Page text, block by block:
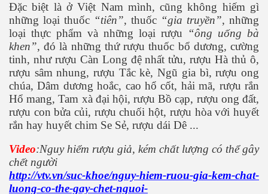
Đặc biệt là ở Việt Nam mình, cũng không hiếm gì
những loại thuốc “tiên”, thuốc “gia truyền”, những
loại thực phẩm và những loại rượu “ông uống bà
khen”, đó là những thứ rượu thuốc bổ dương, cường
tinh, như rượu Càn Long đệ nhất tửu, rượu Hà thủ ô,
rượu sâm nhung, rượu Tắc kè, Ngũ gia bì, rượu ong
chúa, Dâm dương hoắc, cao hổ cốt, hải mã, rượu rắn
Hổ mang, Tam xà đại hội, rượu Bồ cạp, rượu ong đất,
rượu con bửa củi, rượu chuối hột, rượu hòa với huyết
rắn hay huyết chim Se Sẻ, rượu dái Dê ...
Video:Nguy hiểm rượu giả, kém chất lượng có thể gây
chết người
http://vtv.vn/suc-khoe/nguy-hiem-ruou-gia-kem-chat-
luong-co-the-gay-chet-nguoi-
ở Hoa Kỳ năm 2015